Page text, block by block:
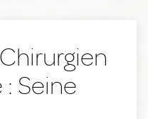
Seine